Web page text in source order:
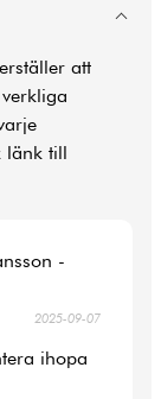
att
länk till
-
2025-09-07
ihopa